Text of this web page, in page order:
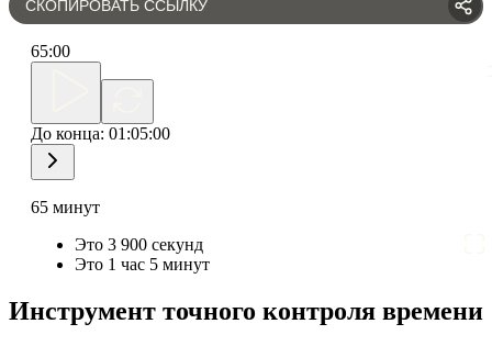
СКОПИРОВАТЬ ССЫЛКУ
65:00
До конца: 01:05:00
65 минут
Это 3 900 секунд
Это 1 час 5 минут
Инструмент точного контроля времени